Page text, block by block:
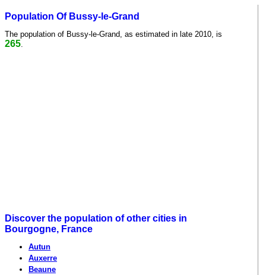
Population Of Bussy-le-Grand
The population of Bussy-le-Grand, as estimated in late 2010, is
265
Discover the population of other cities in
Bourgogne, France
Autun
Auxerre
Beaune